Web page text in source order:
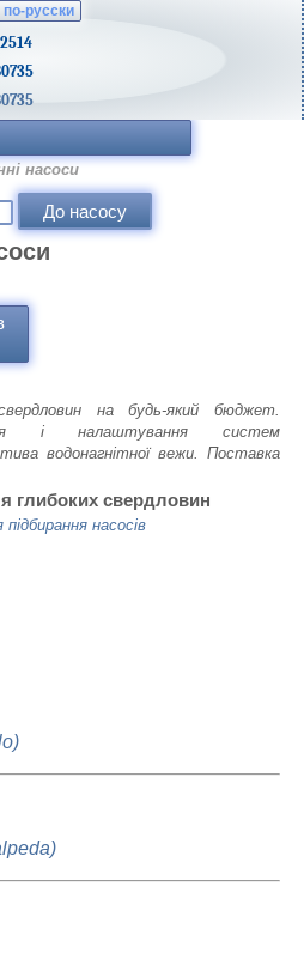
по-русски
насоси
на будь-який бюджет.
і налаштування систем
водонагнітної вежи. Поставка
глибоких свердловин
насосів